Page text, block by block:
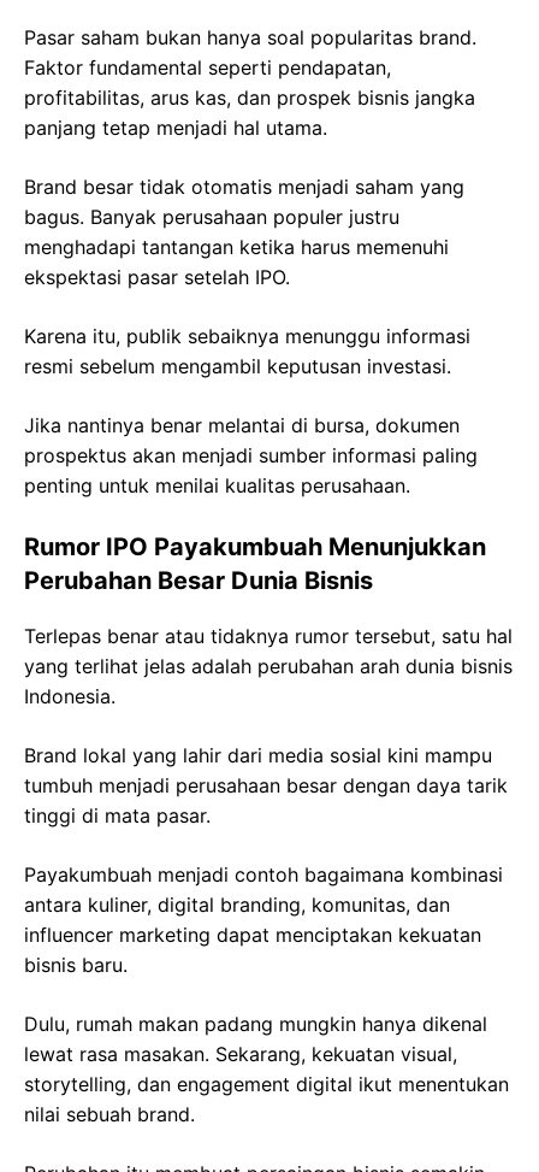
Pasar saham bukan hanya soal popularitas brand.
Faktor fundamental seperti pendapatan,
profitabilitas, arus kas, dan prospek bisnis jangka
panjang tetap menjadi hal utama.
Brand besar tidak otomatis menjadi saham yang
bagus. Banyak perusahaan populer justru
menghadapi tantangan ketika harus memenuhi
ekspektasi pasar setelah IPO.
Karena itu, publik sebaiknya menunggu informasi
resmi sebelum mengambil keputusan investasi.
Jika nantinya benar melantai di bursa, dokumen
prospektus akan menjadi sumber informasi paling
penting untuk menilai kualitas perusahaan.
Rumor IPO Payakumbuah Menunjukkan
Perubahan Besar Dunia Bisnis
Terlepas benar atau tidaknya rumor tersebut, satu hal
yang terlihat jelas adalah perubahan arah dunia bisnis
Indonesia.
Brand lokal yang lahir dari media sosial kini mampu
tumbuh menjadi perusahaan besar dengan daya tarik
tinggi di mata pasar.
Payakumbuah menjadi contoh bagaimana kombinasi
antara kuliner, digital branding, komunitas, dan
influencer marketing dapat menciptakan kekuatan
bisnis baru.
Dulu, rumah makan padang mungkin hanya dikenal
lewat rasa masakan. Sekarang, kekuatan visual,
storytelling, dan engagement digital ikut menentukan
nilai sebuah brand.